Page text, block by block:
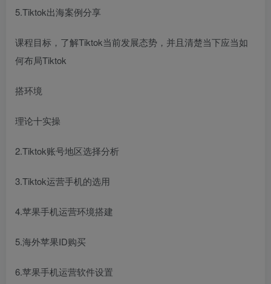
5.Tiktok出海案例分享
课程目标，了解Tiktok当前发展态势，并且清楚当下应当如
何布局Tiktok
搭环境
理论十实操
2.Tiktok账号地区选择分析
3.Tiktok运营手机的选用
4.苹果手机运营环境搭建
5.海外苹果ID购买
6.苹果手机运营软件设置